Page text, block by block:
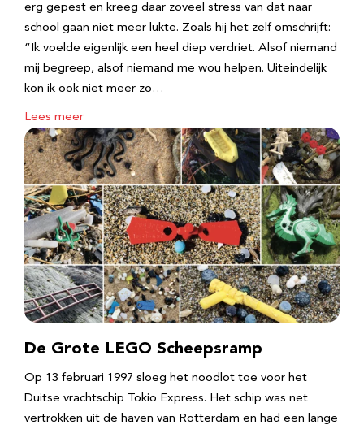
erg gepest en kreeg daar zoveel stress van dat naar
school gaan niet meer lukte. Zoals hij het zelf omschrijft:
“Ik voelde eigenlijk een heel diep verdriet. Alsof niemand
mij begreep, alsof niemand me wou helpen. Uiteindelijk
kon ik ook niet meer zo…
Lees meer
De Grote LEGO Scheepsramp
Op 13 februari 1997 sloeg het noodlot toe voor het
Duitse vrachtschip Tokio Express. Het schip was net
vertrokken uit de haven van Rotterdam en had een lange